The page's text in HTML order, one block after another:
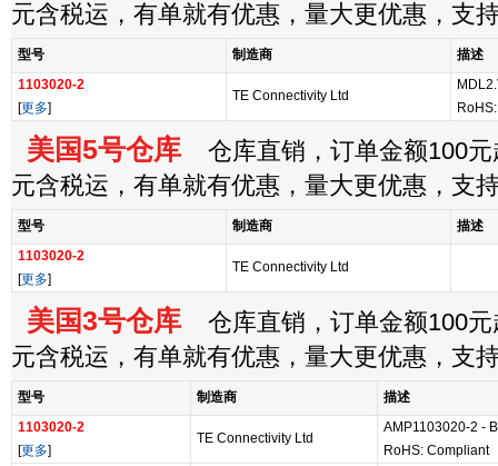
元含税运，有单就有优惠，量大更优惠，支
型号 制造商
描述
1103020-2
[更多]
TE Connectivity Ltd
美国5号仓库 仓库直销，订单金额100元
元含税运，有单就有优惠，量大更优惠，支
型号 制造商
描述
1103020-2
[更多]
TE Connectivity Ltd
美国3号仓库 仓库直销，订单金额100元
元含税运，有单就有优惠，量大更优惠，支
型号 制造商
描述
1103020-2
[更多]
TE Connectivity Ltd
AMP1103020-2 -
RoHS: Compliant